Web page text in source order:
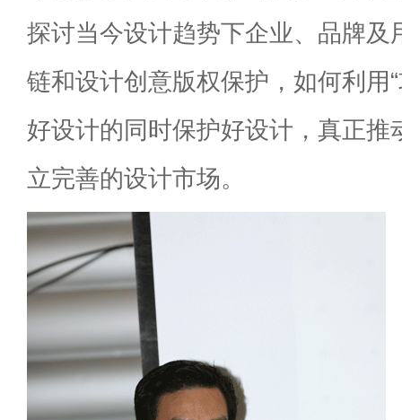
探讨当今设计趋势下企业、品牌及
链和设计创意版权保护，如何利用“
好设计的同时保护好设计，真正推
立完善的设计市场。